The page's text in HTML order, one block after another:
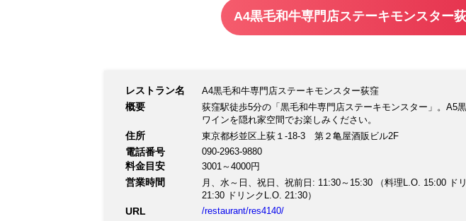
A4黒毛和牛専門店ステーキモンスター
レストラン名 A4黒毛和牛専門店ステーキモンスター荻窪
概要
荻窪駅徒歩5分の「黒毛和牛専門店ステーキモンスター」。A5
ワインを隠れ家空間でお楽しみください。
住所 東京都杉並区上荻１-18-3 第２亀屋酒販ビル2F
電話番号 090-2963-9880
料金目安 3001～4000円
営業時間
月、水～日、祝日、祝前日: 11:30～15:30 （料理L.O. 15:00 ド
21:30 ドリンクL.O. 21:30）
URL /restaurant/res4140/